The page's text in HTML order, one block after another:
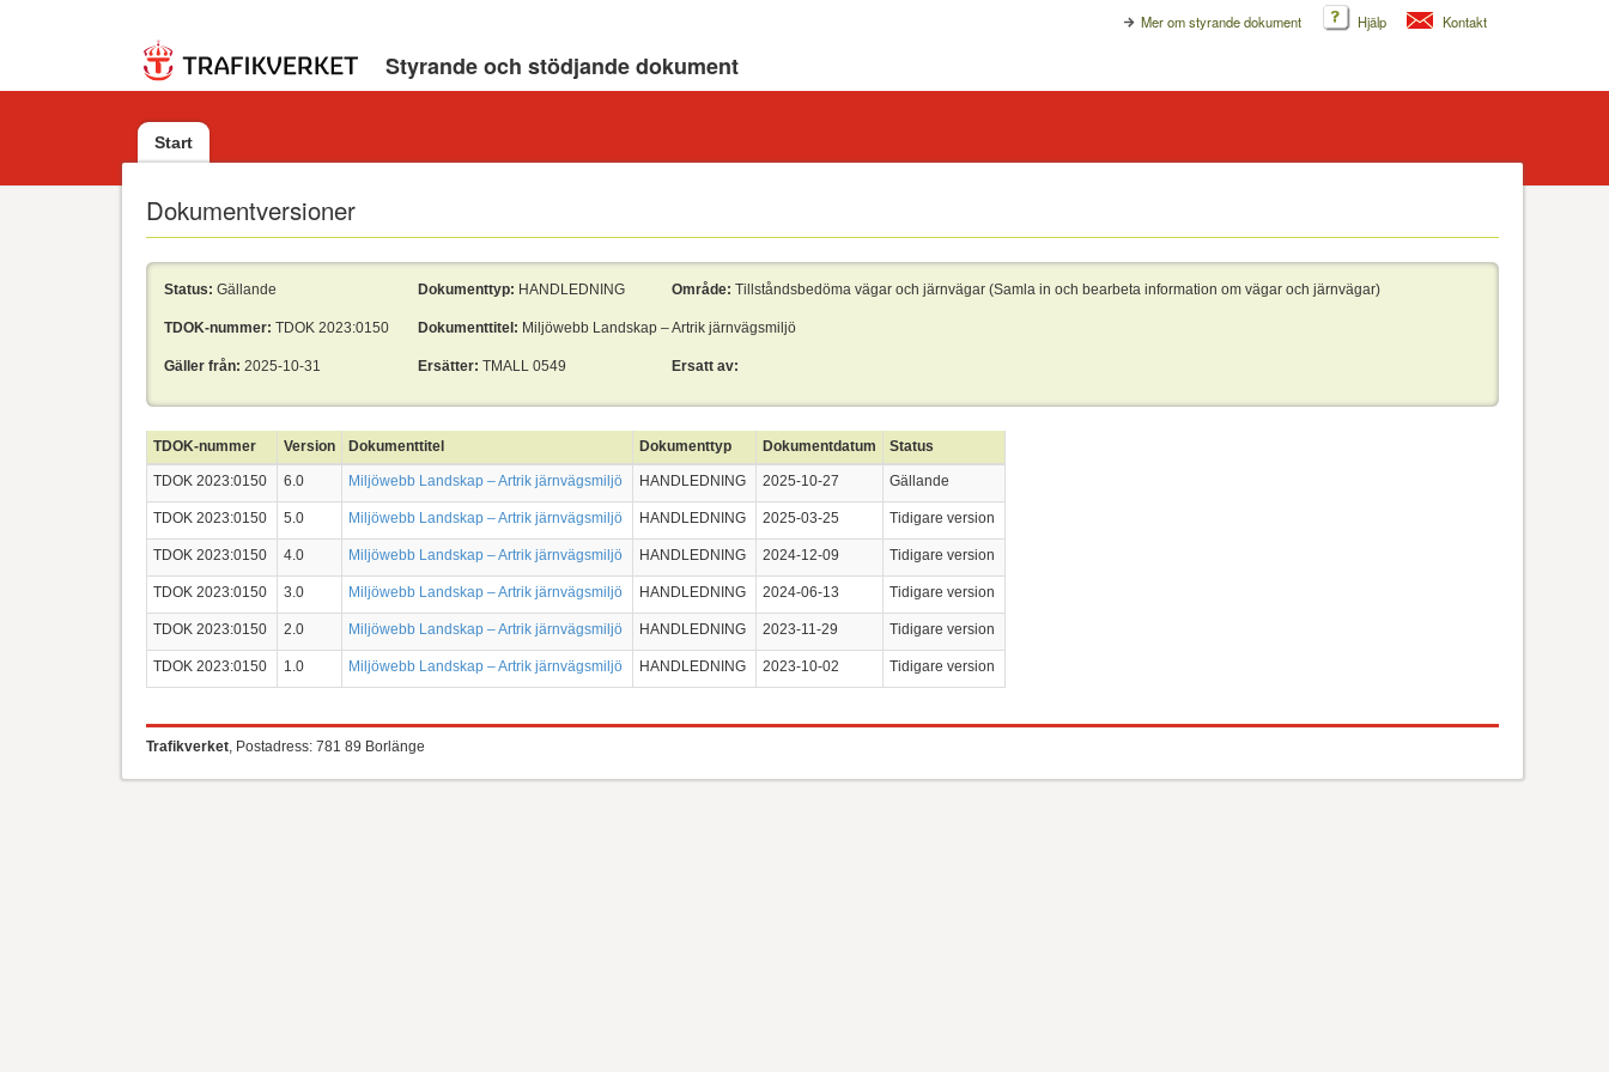
Mer om styrande dokument Hjälp Kontakt
Styrande och stödjande dokument
Start
Dokumentversioner
Status: Gällande Dokumenttyp: HANDLEDNING Område: Tillståndsbedöma vägar och järnvägar (Samla in och bearbeta information om vägar och järnvägar)
TDOK-nummer: TDOK 2023:0150 Dokumenttitel: Miljöwebb Landskap – Artrik järnvägsmiljö
Gäller från: 2025-10-31 Ersätter: TMALL 0549 Ersatt av:
TDOK-nummer Version Dokumenttitel Dokumenttyp Dokumentdatum Status
TDOK 2023:0150 6.0 Miljöwebb Landskap – Artrik järnvägsmiljö HANDLEDNING 2025-10-27 Gällande
TDOK 2023:0150 5.0 Miljöwebb Landskap – Artrik järnvägsmiljö HANDLEDNING 2025-03-25 Tidigare version
TDOK 2023:0150 4.0 Miljöwebb Landskap – Artrik järnvägsmiljö HANDLEDNING 2024-12-09 Tidigare version
TDOK 2023:0150 3.0 Miljöwebb Landskap – Artrik järnvägsmiljö HANDLEDNING 2024-06-13 Tidigare version
TDOK 2023:0150 2.0 Miljöwebb Landskap – Artrik järnvägsmiljö HANDLEDNING 2023-11-29 Tidigare version
TDOK 2023:0150 1.0 Miljöwebb Landskap – Artrik järnvägsmiljö HANDLEDNING 2023-10-02 Tidigare version
Trafikverket, Postadress: 781 89 Borlänge